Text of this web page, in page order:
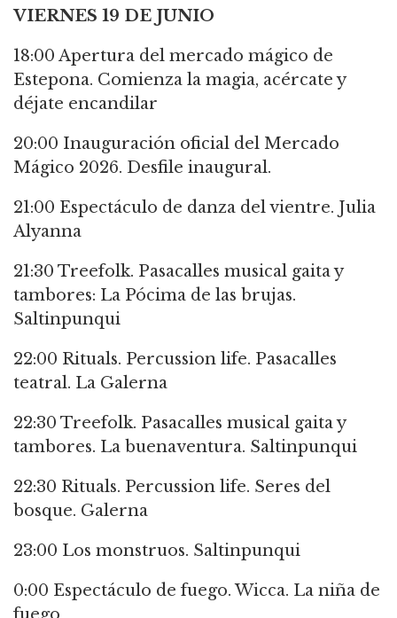
VIERNES 19 DE JUNIO
18:00 Apertura del mercado mágico de
Estepona. Comienza la magia, acércate y
déjate encandilar
20:00 Inauguración oficial del Mercado
Mágico 2026. Desfile inaugural.
21:00 Espectáculo de danza del vientre. Julia
Alyanna
21:30 Treefolk. Pasacalles musical gaita y
tambores: La Pócima de las brujas.
Saltinpunqui
22:00 Rituals. Percussion life. Pasacalles
teatral. La Galerna
22:30 Treefolk. Pasacalles musical gaita y
tambores. La buenaventura. Saltinpunqui
22:30 Rituals. Percussion life. Seres del
bosque. Galerna
23:00 Los monstruos. Saltinpunqui
0:00 Espectáculo de fuego. Wicca. La niña de